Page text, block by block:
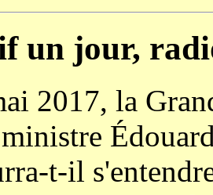
un jour,
2017, la
t-il